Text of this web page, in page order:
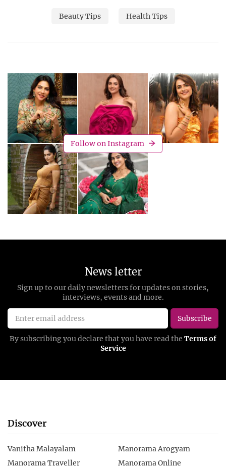
Beauty Tips Health Tips
Follow on Instagram
Discover
Vanitha Malayalam
Manorama Arogyam
Manorama Traveller
Manorama Online